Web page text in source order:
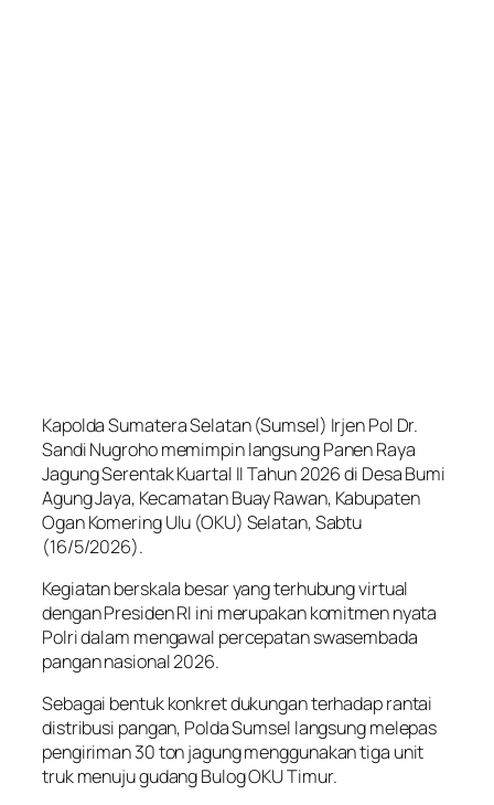
Kapolda Sumatera Selatan (Sumsel) Irjen Pol Dr.
Sandi Nugroho memimpin langsung Panen Raya
Jagung Serentak Kuartal II Tahun 2026 di Desa Bumi
Agung Jaya, Kecamatan Buay Rawan, Kabupaten
Ogan Komering Ulu (OKU) Selatan, Sabtu
(16/5/2026).
Kegiatan berskala besar yang terhubung virtual
dengan Presiden RI ini merupakan komitmen nyata
Polri dalam mengawal percepatan swasembada
pangan nasional 2026.
Sebagai bentuk konkret dukungan terhadap rantai
distribusi pangan, Polda Sumsel langsung melepas
pengiriman 30 ton jagung menggunakan tiga unit
truk menuju gudang Bulog OKU Timur.